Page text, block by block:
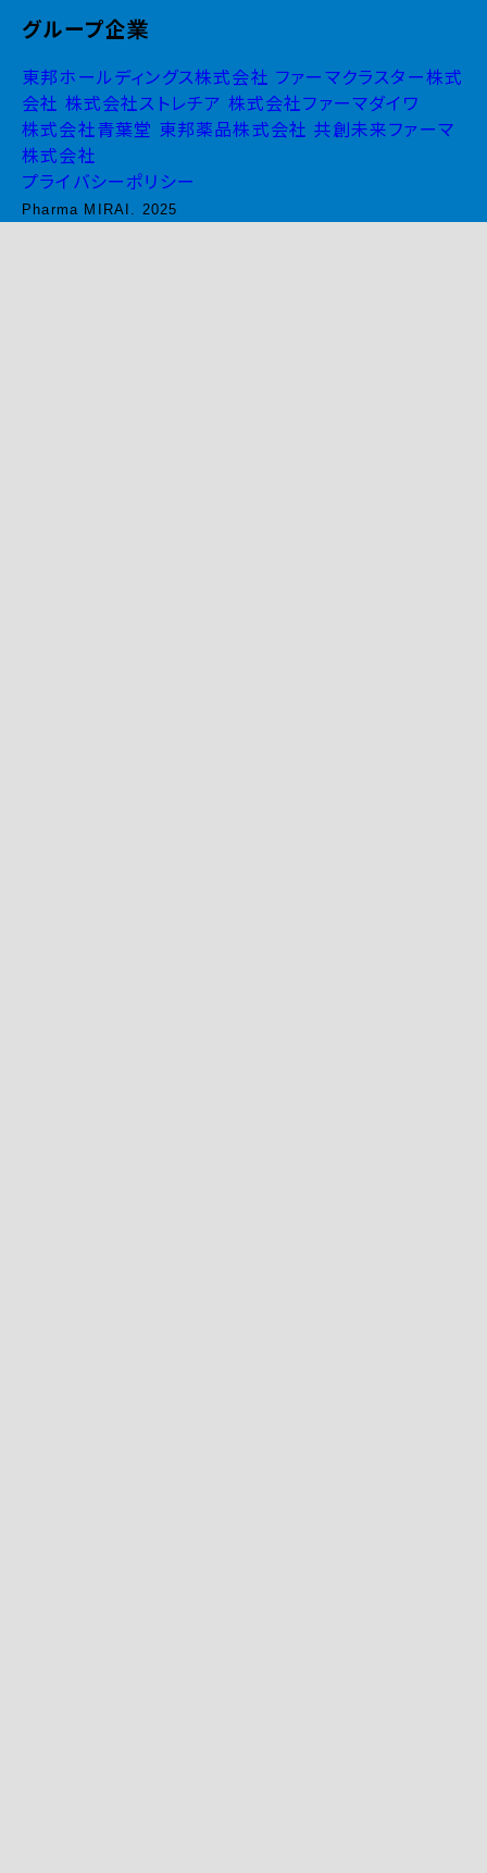
グループ企業
東邦ホールディングス株式会社 ファーマクラスター株式
会社 株式会社ストレチア 株式会社ファーマダイワ
株式会社青葉堂 東邦薬品株式会社 共創未来ファーマ
株式会社
プライバシーポリシー
Pharma MIRAI. 2025